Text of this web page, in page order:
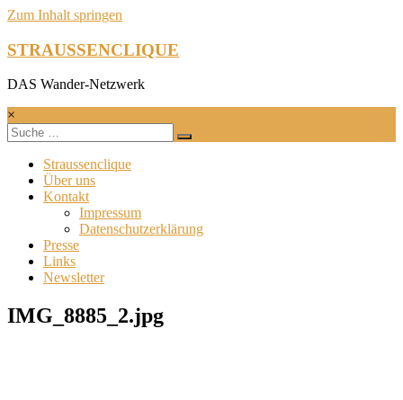
Zum Inhalt springen
STRAUSSENCLIQUE
DAS Wander-Netzwerk
×
Straussenclique
Über uns
Kontakt
Impressum
Datenschutzerklärung
Presse
Links
Newsletter
IMG_8885_2.jpg